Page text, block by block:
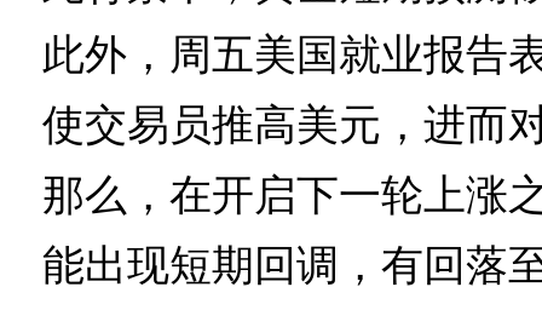
此外，周五美国就业报告
使交易员推高美元，进而
那么，在开启下一轮上涨
能出现短期回调，有回落